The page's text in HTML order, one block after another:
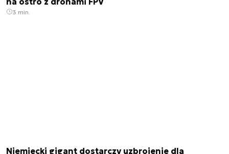
3 min.
Niemiecki gigant dostarczy uzbrojenie dla